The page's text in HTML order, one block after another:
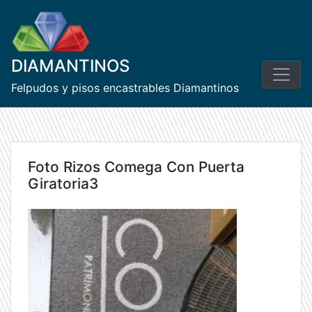
content
DIAMANTINOS
Felpudos y pisos encastrables Diamantinos
Foto Rizos Comega Con Puerta
Giratoria3